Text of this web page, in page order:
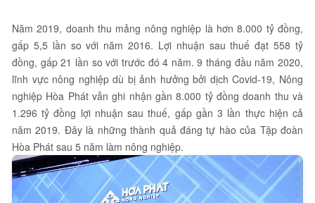
Năm 2019, doanh thu mảng nông nghiệp là hơn 8.000 tỷ đồng,
gấp 5,5 lần so với năm 2016. Lợi nhuận sau thuế đạt 558 tỷ
đồng, gấp 21 lần so với trước đó 4 năm. 9 tháng đầu năm 2020,
lĩnh vực nông nghiệp dù bị ảnh hưởng bởi dịch Covid-19, Nông
nghiệp Hòa Phát vẫn ghi nhận gần 8.000 tỷ đồng doanh thu và
1.296 tỷ đồng lợi nhuận sau thuế, gấp gần 3 lần thực hiện cả
năm 2019. Đây là những thành quả đáng tự hào của Tập đoàn
Hòa Phát sau 5 năm làm nông nghiệp.